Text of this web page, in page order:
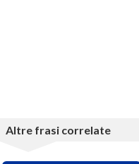
Altre frasi correlate